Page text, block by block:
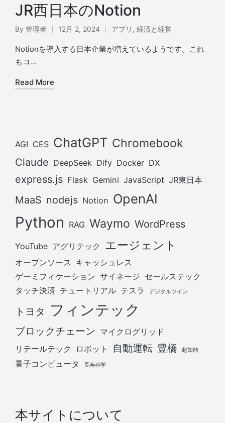
JR西日本のNotion
Posted
by
By 管理者 12月 2, 2024
Posted
in
アプリ , 経済と経営
Notionを導入する日本企業が増えているようです。これ
もコ…
Read More
AGI CES ChatGPT Chromebook
Claude DeepSeek Dify Docker DX
express.js Flask Gemini JavaScript JR東日本
MaaS nodejs Notion OpenAI
Python RAG Waymo WordPress
YouTube アグリテック エージェント
オープンソース キャッシュレス
ゲーミフィケーション サイネージ セールステック
タッチ決済 チュートリアル テスラ デジタルツイン
トヨタ フィンテック
ブロックチェーン マイクログリッド
リテールテック
ロボット 自動運転 豊橋 超知能
量子コンピュータ 長寿科学
本サイトについて